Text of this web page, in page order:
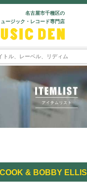
名古屋市千種区の
ージック・レコード専門店
& BOBBY ELLIS